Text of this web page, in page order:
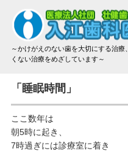
～かけがえのない歯を大切にする治
くない治療をめざしています～
院長挨拶
治療方法と材料
「睡眠時間」
ここ数年は
朝5時に起き、
7時過ぎには診療室に着き